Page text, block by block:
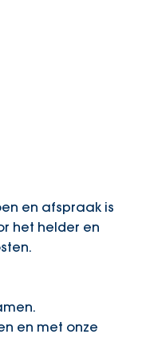
en afspraak is
het helder en
en met onze